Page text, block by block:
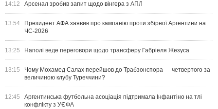
14:12 Арсенал зробив запит щодо вінгера з АПЛ
13:54
Президент АФА заявив про кампанію проти збірної Аргентини на
ЧС-2026
13:25 Наполі веде переговори щодо трансферу Габріеля Жезуса
13:15
Чому Мохамед Салах перейшов до Трабзонспора — четвертого за
величиною клубу Туреччини?
12:45
Аргентинська футбольна асоціація підтримала Інфантіно на тлі
конфлікту з УЄФА